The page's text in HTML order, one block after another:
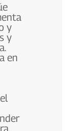
y
y
en